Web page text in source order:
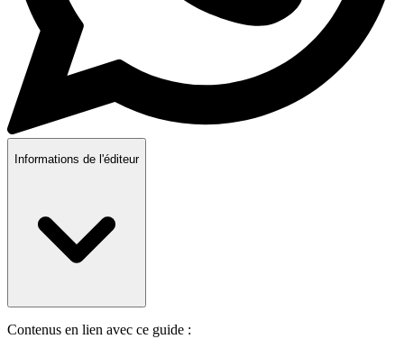
Informations de l'éditeur
Contenus en lien avec ce guide :